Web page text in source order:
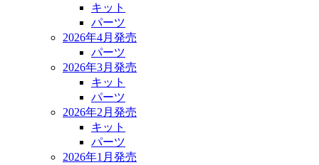
キット
パーツ
2026年4月発売
パーツ
2026年3月発売
キット
パーツ
2026年2月発売
キット
パーツ
2026年1月発売